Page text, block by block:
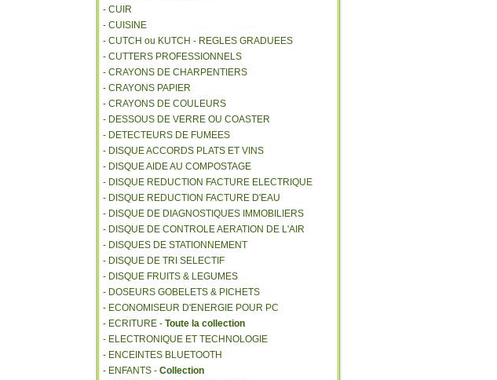
- CUIR
- CUISINE
- CUTCH ou KUTCH - REGLES GRADUEES
- CUTTERS PROFESSIONNELS
- CRAYONS DE CHARPENTIERS
- CRAYONS PAPIER
- CRAYONS DE COULEURS
- DESSOUS DE VERRE OU COASTER
- DETECTEURS DE FUMEES
- DISQUE ACCORDS PLATS ET VINS
- DISQUE AIDE AU COMPOSTAGE
- DISQUE REDUCTION FACTURE ELECTRIQUE
- DISQUE REDUCTION FACTURE D'EAU
- DISQUE DE DIAGNOSTIQUES IMMOBILIERS
- DISQUE DE CONTROLE AERATION DE L'AIR
- DISQUES DE STATIONNEMENT
- DISQUE DE TRI SELECTIF
- DISQUE FRUITS & LEGUMES
- DOSEURS GOBELETS & PICHETS
- ECONOMISEUR D'ENERGIE POUR PC
- ECRITURE - Toute la collection
- ELECTRONIQUE ET TECHNOLOGIE
- ENCEINTES BLUETOOTH
- ENFANTS - Collection